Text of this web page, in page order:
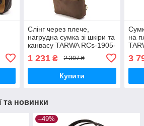
Слінг через плече,
нагрудна сумка зі шкіри та
канвасу TARWA RCs-1905-
1 231₴ 2 397 ₴
Купити
на
3
та новинки
–49%